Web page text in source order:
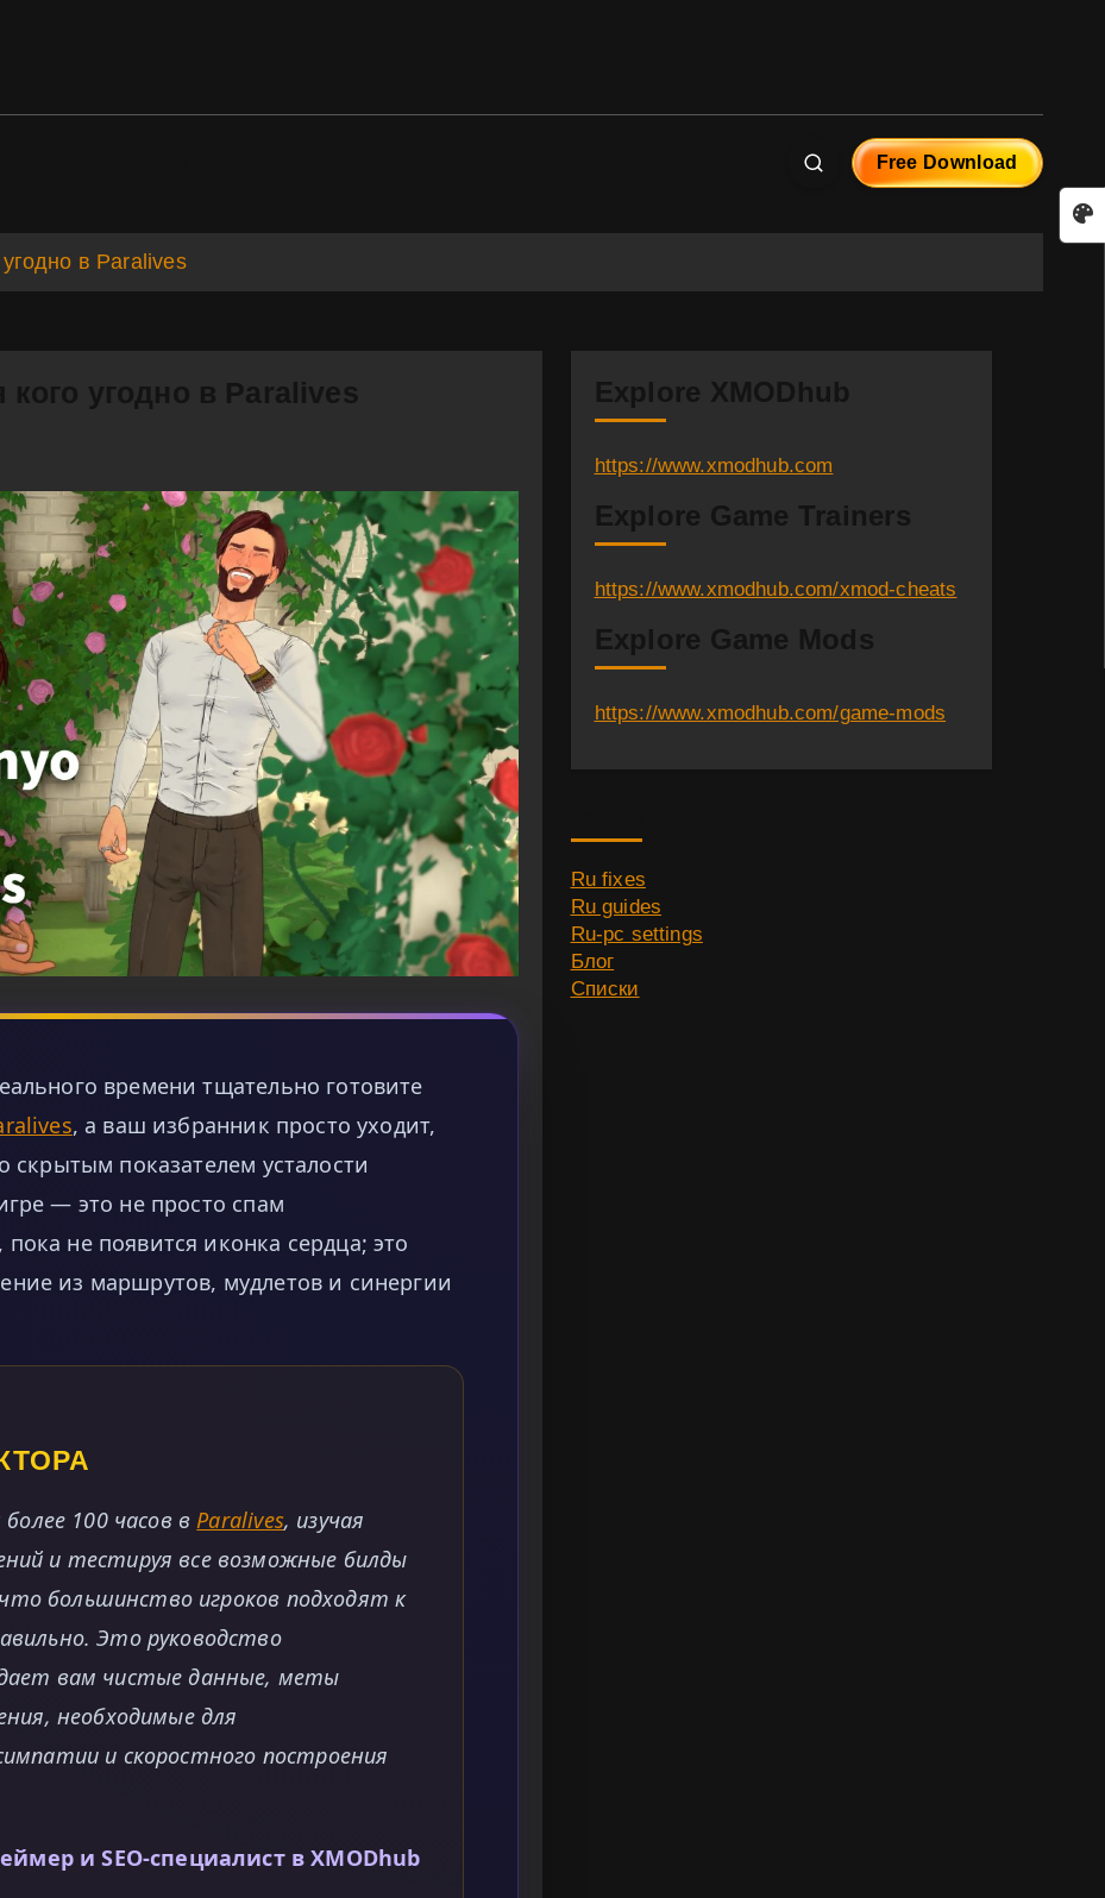
Free Download
в Paralives
угодно в Paralives
времени тщательно готовите
, а ваш избранник просто уходит,
скрытым показателем усталости
— это не просто спам
не появится иконка сердца; это
из маршрутов, мудлетов и синергии
100 часов вParalives, изучая
и тестируя все возможные билды
большинство игроков подходят к
Это руководство
вам чистые данные, меты
необходимые для
и скоростного построения
и SEO-специалист в XMODhub
Explore XMODhub
https://www.xmodhub.com
Explore Game Trainers
https://www.xmodhub.com/xmod-cheats
Explore Game Mods
https://www.xmodhub.com/game-mods
Ru fixes
Ru guides
Ru-pc settings
Блог
Списки